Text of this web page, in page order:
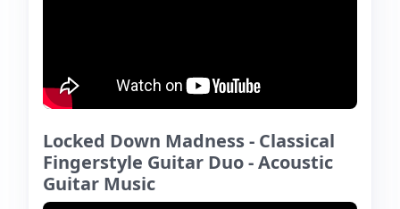
Locked Down Madness - Classical
Fingerstyle Guitar Duo - Acoustic
Guitar Music